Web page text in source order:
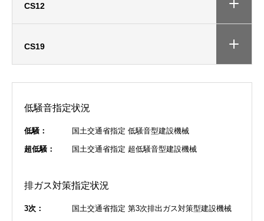
CS12
CS19
低騒音指定状況
低騒： 国土交通省指定 低騒音型建設機械
超低騒： 国土交通省指定 超低騒音型建設機械
排ガス対策指定状況
3次： 国土交通省指定 第3次排出ガス対策型建設機械